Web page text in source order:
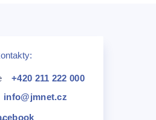
+420 211 222 000
info@jmnet.cz